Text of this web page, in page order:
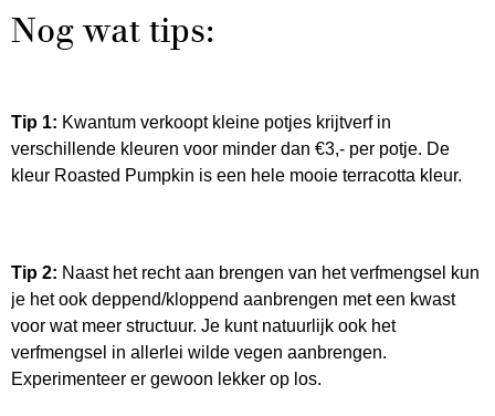
Nog wat tips:
Tip 1: Kwantum verkoopt kleine potjes krijtverf in
verschillende kleuren voor minder dan €3,- per potje. De
kleur Roasted Pumpkin is een hele mooie terracotta kleur.
Tip 2: Naast het recht aan brengen van het verfmengsel kun
je het ook deppend/kloppend aanbrengen met een kwast
voor wat meer structuur. Je kunt natuurlijk ook het
verfmengsel in allerlei wilde vegen aanbrengen.
Experimenteer er gewoon lekker op los.